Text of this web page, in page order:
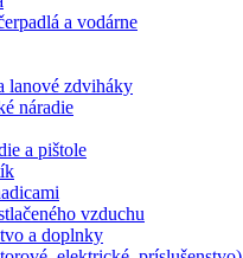
a vodárne
lanové zdviháky
náradie
a pištole
vzduchu
a doplnky